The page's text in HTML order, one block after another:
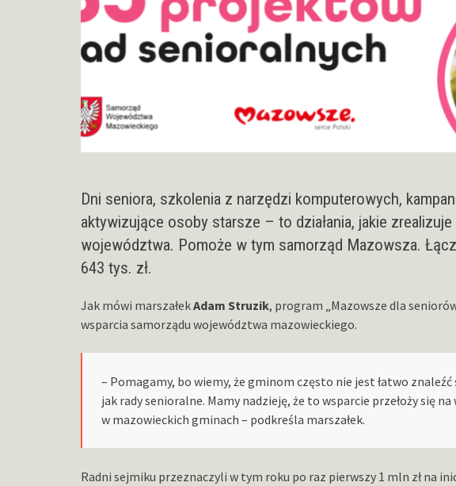
Dni seniora, szkolenia z narzędzi komputerowych,
aktywizujące osoby starsze – to działania, jakie
województwa. Pomoże w tym samorząd Mazowsza.
643 tys. zł.
Jak mówi marszałekAdam Struzik, program „Mazowsze dla
wsparcia samorządu województwa mazowieckiego.
– Pomagamy, bo wiemy, że gminom często nie jest łatwo
jak rady senioralne. Mamy nadzieję, że to wsparcie przełoży się
w mazowieckich gminach – podkreśla marszałek.
Radni sejmiku przeznaczyli w tym roku po raz pierwszy 1 mln zł na